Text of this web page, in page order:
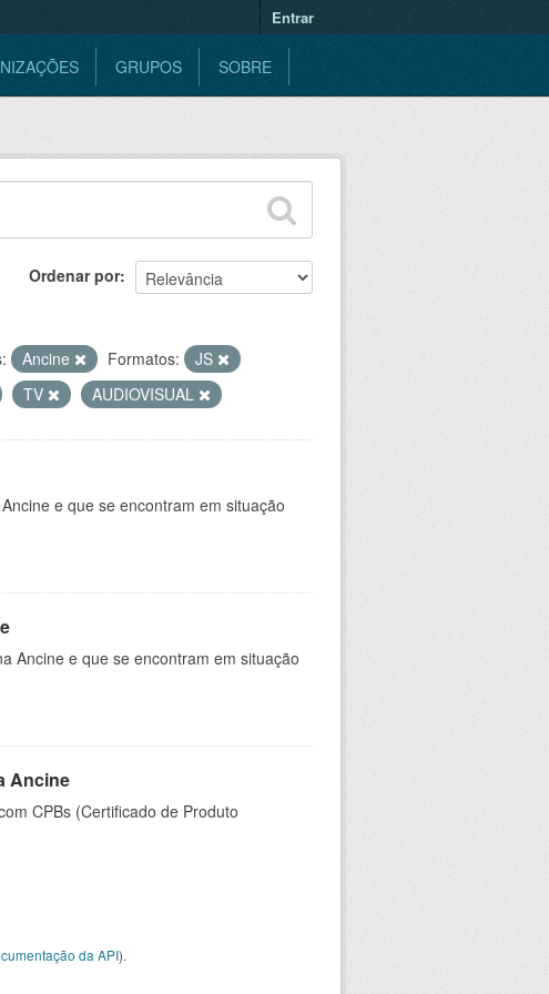
Entrar
GRUPOS SOBRE
Ordenar por
Ancine Formatos:
JS
TV AUDIOVISUAL
e que se encontram em situação
Ancine e que se encontram em situação
Ancine
CPBs (Certificado de Produto
da API).